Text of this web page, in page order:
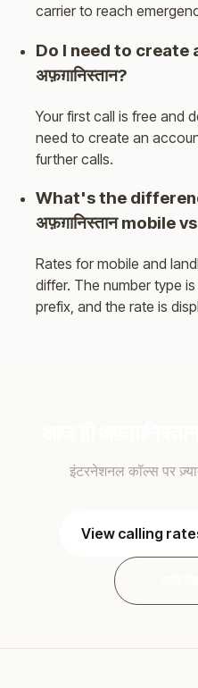
carrier to reach
Do I need to create
अफ़ग़ानिस्तान?
Your first call is free and
need to create an
further calls.
What's the
अफ़ग़ानिस्तान mobile
Rates for mobile and
differ. The number type
prefix, and the rate is
इंटरनेशनल कॉल्स पर
View calling